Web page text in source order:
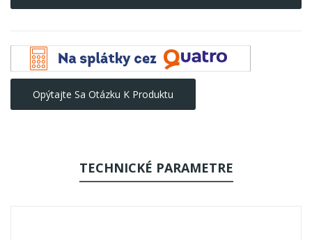
Opýtajte Sa Otázku K Produktu
TECHNICKÉ PARAMETRE